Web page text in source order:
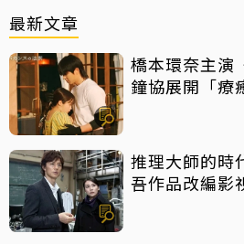
最新文章
橋本環奈主演
鐘協展開「療
推理大師的
吾作品改編影